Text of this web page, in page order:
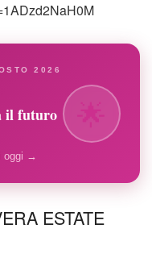
2026
il futuro
oggi →
ESTATE